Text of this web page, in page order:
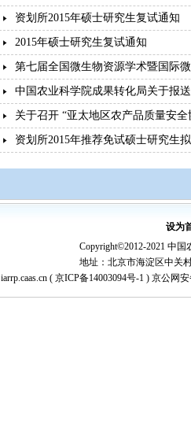
资划所2015年硕士研究生复试通知
2015年硕士研究生复试通知
第七届全国微生物资源学术暨国际
中国农业科学院成果转化局关于报
关于召开 “亚太地区农产品质量安
资划所2015年推荐免试硕士研究生
设为
Copyright©2012-2021 中
地址：北京市海淀区中关
iarrp.caas.cn ( 京ICP备14003094号-1 ) 京公网